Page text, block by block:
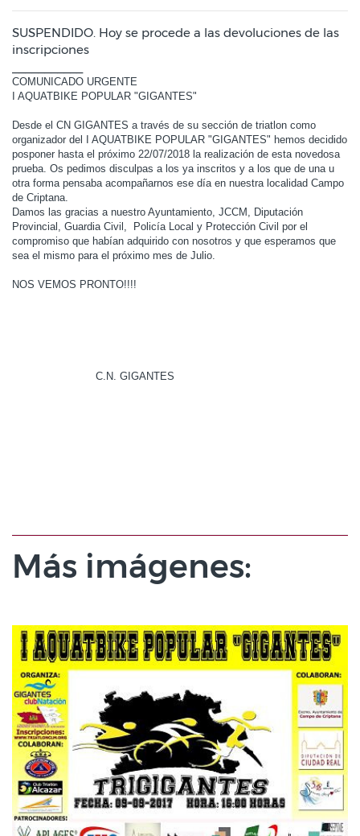
SUSPENDIDO. Hoy se procede a las devoluciones de las
inscripciones
COMUNICADO URGENTE
I AQUATBIKE POPULAR "GIGANTES"
Desde el CN GIGANTES a través de su sección de triatlon como
organizador del I AQUATBIKE POPULAR "GIGANTES" hemos decidido
posponer hasta el próximo 22/07/2018 la realización de esta novedosa
prueba. Os pedimos disculpas a los ya inscritos y a los que de una u
otra forma pensaba acompañarnos ese día en nuestra localidad Campo
de Criptana.
Damos las gracias a nuestro Ayuntamiento, JCCM, Diputación
Provincial, Guardia Civil, Policía Local y Protección Civil por el
compromiso que habían adquirido con nosotros y que esperamos que
sea el mismo para el próximo mes de Julio.
NOS VEMOS PRONTO!!!!
C.N. GIGANTES
Más imágenes: